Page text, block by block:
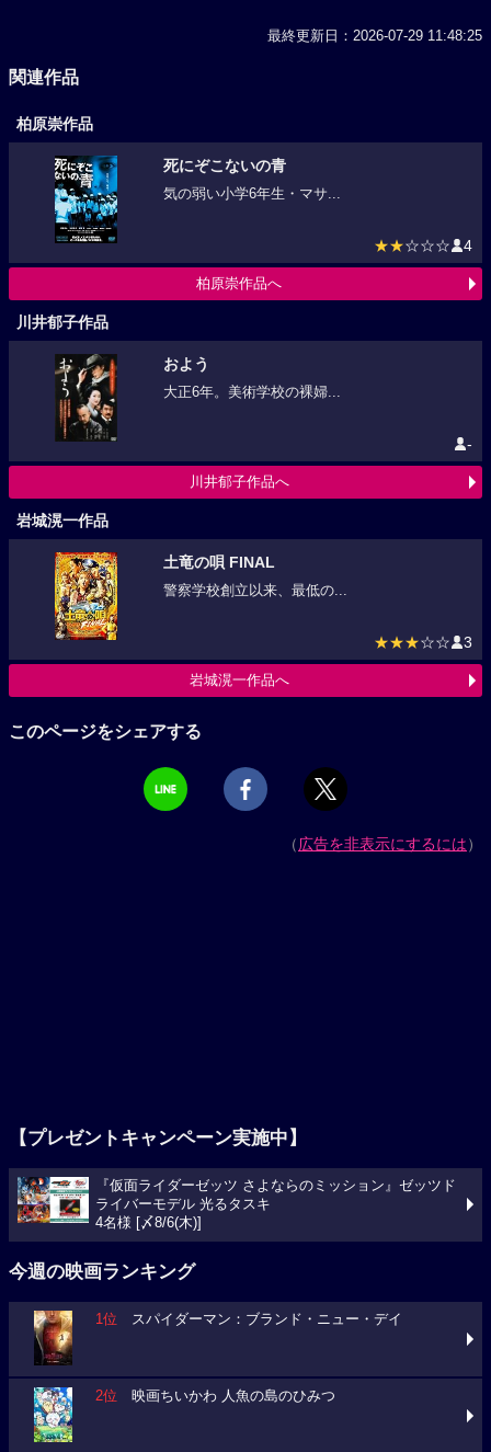
最終更新日：2026-07-29 11:48:25
関連作品
柏原崇作品
死にぞこないの青
気の弱い小学6年生・マサ...
★★☆☆☆ 4
柏原崇作品へ
川井郁子作品
およう
大正6年。美術学校の裸婦...
-
川井郁子作品へ
岩城滉一作品
土竜の唄 FINAL
警察学校創立以来、最低の...
★★★☆☆ 3
岩城滉一作品へ
このページをシェアする
（広告を非表示にするには）
【プレゼントキャンペーン実施中】
『仮面ライダーゼッツ さよならのミッション』ゼッツド
ライバーモデル 光るタスキ
4名様 [〆8/6(木)]
今週の映画ランキング
1位 スパイダーマン：ブランド・ニュー・デイ
2位 映画ちいかわ 人魚の島のひみつ